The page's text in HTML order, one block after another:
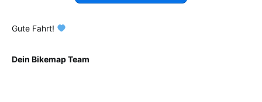
Gute Fahrt!
Dein Bikemap Team